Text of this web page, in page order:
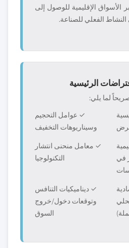
الأسواق الإقليمية للوصول إلى
الفعلي للصناعة.
لما يلي:
✓ عوامل التحجيم
وسيناريوهات التخفيف
في
✓ معامل منحنى انتشار
التكنولوجيا
✓ ديناميكيات التنافس
وتوقعات دخول/خروج
السوق